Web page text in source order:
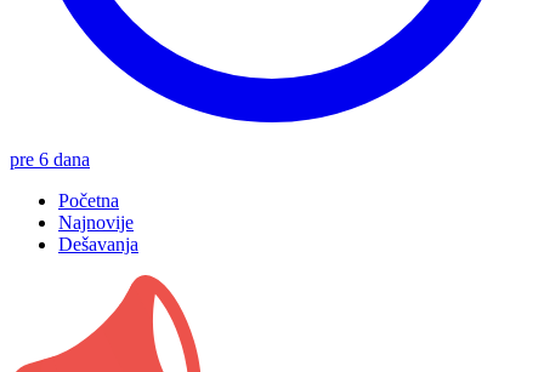
pre 6 dana
Početna
Najnovije
Dešavanja